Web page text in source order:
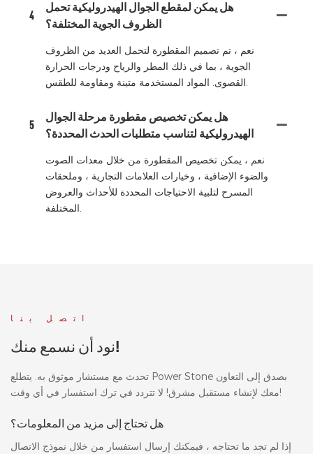
4
هل يمكن لمقطع الجوال الهيدروليكية تحمل
الظروف الجوية المختلفة؟
نعم ، تم تصميم المقطورة لتحمل العديد من الظروف
الجوية ، بما في ذلك المطر والرياح ودرجات الحرارة
القصوى. المواد المستخدمة متينة ومقاومة للطقس.
5
هل يمكن تخصيص مقطورة مرحلة الجوال
الهيدروليكية لتناسب متطلبات الحدث المحددة؟
نعم ، يمكن تخصيص المقطورة من خلال معدات الصوت
والضوء الإضافية ، وخيارات العلامات التجارية ، وملحقات
المسرح لتلبية الاحتياجات المحددة للأحداث والعروض
المختلفة.
اتصل بنا
نود أن نسمع منك!
تحدث مع مستشار موثوق به. يتطلع Power Stone بصدق إلى التعاون
معك لإنشاء مستقبل مشرق! لا تتردد في ترك استفسار في أي وقت!
هل تحتاج إلى مزيد من المعلومات؟
إذا لم تجد ما تحتاجه ، فيمكنك إرسال استفسار من خلال نموذج الاتصال